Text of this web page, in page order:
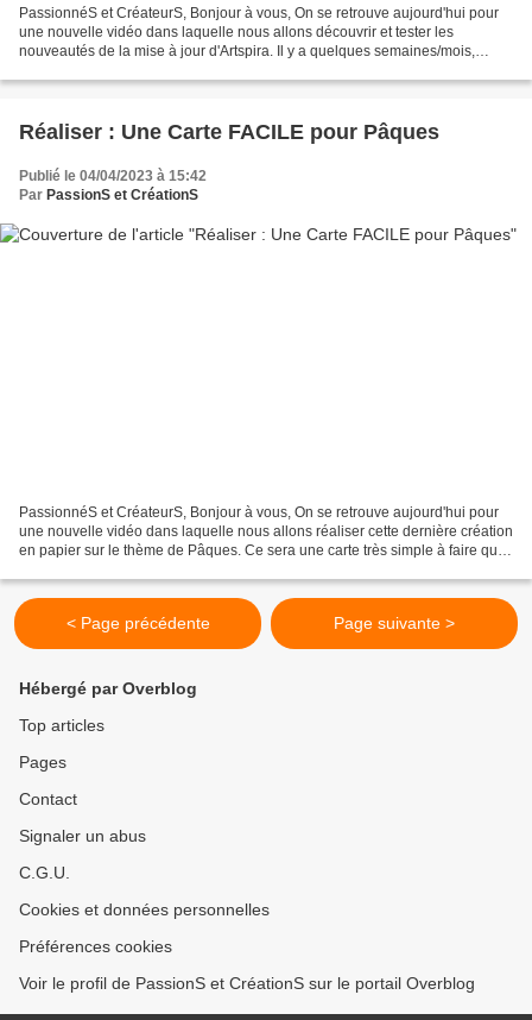
PassionnéS et CréateurS, Bonjour à vous, On se retrouve aujourd'hui pour
une nouvelle vidéo dans laquelle nous allons découvrir et tester les
nouveautés de la mise à jour d'Artspira. Il y a quelques semaines/mois,
Réaliser : Une Carte FACILE pour Pâques
Publié le 04/04/2023 à 15:42
Par PassionS et CréationS
PassionnéS et CréateurS, Bonjour à vous, On se retrouve aujourd'hui pour
une nouvelle vidéo dans laquelle nous allons réaliser cette dernière création
en papier sur le thème de Pâques. Ce sera une carte très simple à faire que
< Page précédente Page suivante >
Hébergé par Overblog
Top articles
Pages
Contact
Signaler un abus
C.G.U.
Cookies et données personnelles
Préférences cookies
Voir le profil de PassionS et CréationS sur le portail Overblog